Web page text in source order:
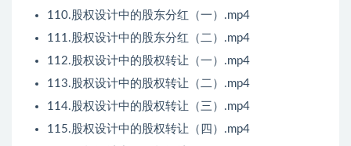
110.股权设计中的股东分红（一）.mp4
111.股权设计中的股东分红（二）.mp4
112.股权设计中的股权转让（一）.mp4
113.股权设计中的股权转让（二）.mp4
114.股权设计中的股权转让（三）.mp4
115.股权设计中的股权转让（四）.mp4